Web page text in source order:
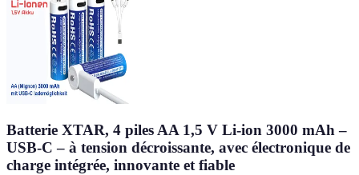
Batterie XTAR, 4 piles AA 1,5 V Li-ion 3000 mAh –
USB-C – à tension décroissante, avec électronique de
charge intégrée, innovante et fiable